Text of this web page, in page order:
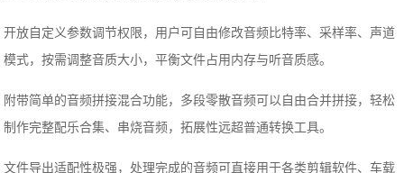
开放自定义参数调节权限，用户可自由修改音频比特率、采样率、声道
模式，按需调整音质大小，平衡文件占用内存与听音质感。
附带简单的音频拼接混合功能，多段零散音频可以自由合并拼接，轻松
制作完整配乐合集、串烧音频，拓展性远超普通转换工具。
文件导出适配性极强，处理完成的音频可直接用于各类剪辑软件、车载